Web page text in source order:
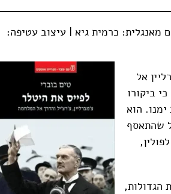
מאנגלית: כרמית גיא | עיצוב עטיפה:
צ'מברליין אל
ביקורו
הוא
שהתאסף
לפולין,
הגדולות,